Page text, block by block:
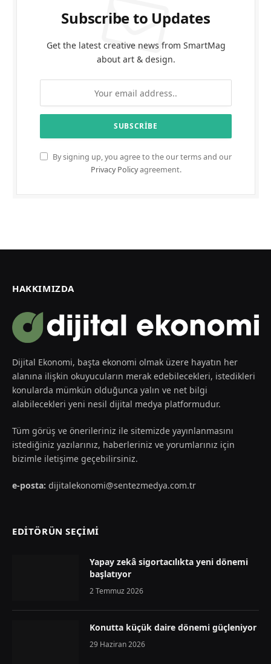
Subscribe to Updates
Get the latest creative news from SmartMag
about art & design.
By signing up, you agree to the our terms and our
Privacy Policyagreement.
HAKKIMIZDA
Dijital Ekonomi, başta ekonomi olmak üzere hayatın her
alanına ilişkin okuyucuların merak edebilecekleri, istedikleri
konularda mümkün olduğunca yalın ve net bilgi
alabilecekleri yeni nesil dijital medya platformudur.
Tüm görüş ve önerileriniz ile sitemizde yayınlanmasını
istediğiniz yazılarınız, haberleriniz ve yorumlarınız için
bizimle iletişime geçebilirsiniz.
e-posta: dijitalekonomi@sentezmedya.com.tr
EDİTÖRÜN SEÇİMİ
Yapay zekâ sigortacılıkta yeni dönemi
başlatıyor
2 Temmuz 2026
Konutta küçük daire dönemi güçleniyor
29 Haziran 2026